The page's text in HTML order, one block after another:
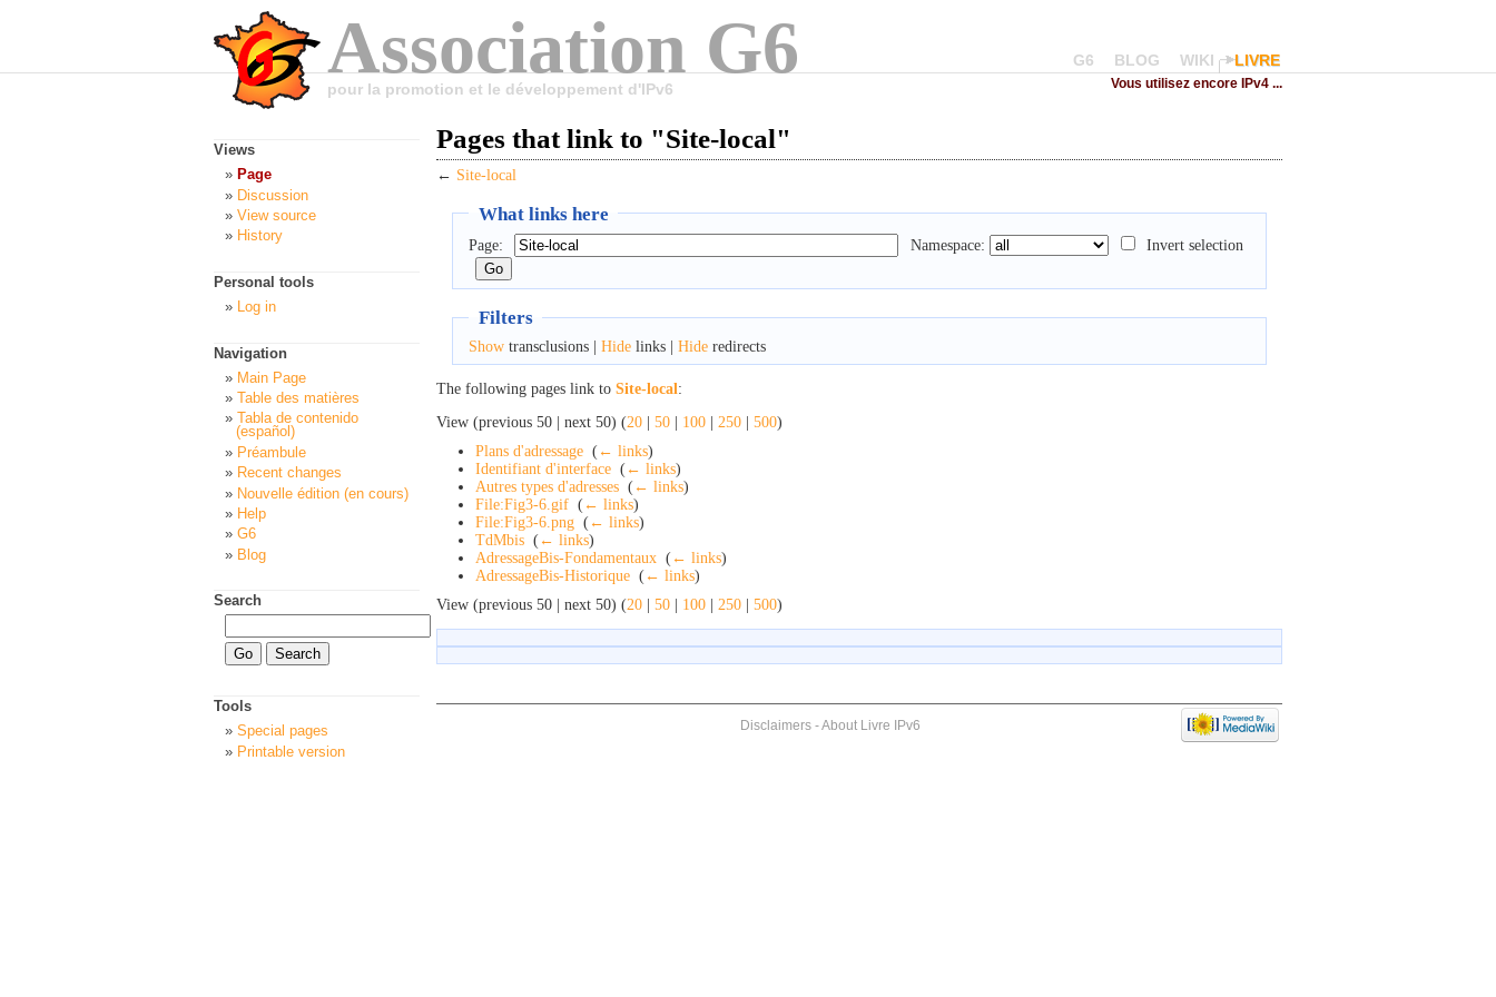
Association G6
pour la promotion et le développement d'IPv6
G6 BLOG WIKI LIVRE
Vous utilisez encore IPv4 ...
Pages that link to "Site-local"
← Site-local
What links here
Page: Namespace: Invert selection
Filters
Showtransclusions | Hidelinks | Hideredirects
The following pages link to Site-local:
View (previous 50 | next 50) (20 | 50 | 100 | 250 | 500)
Plans d'adressage ( ← links)
Identifiant d'interface ( ← links)
Autres types d'adresses ( ← links)
File:Fig3-6.gif ( ← links)
File:Fig3-6.png ( ← links)
TdMbis ( ← links)
AdressageBis-Fondamentaux ( ← links)
AdressageBis-Historique ( ← links)
View (previous 50 | next 50) (20 | 50 | 100 | 250 | 500)
Views
Page
Discussion
View source
History
Personal tools
Log in
Navigation
Main Page
Table des matières
Tabla de contenido
(español)
Préambule
Recent changes
Nouvelle édition (en cours)
Help
G6
Blog
Search
Tools
Special pages
Printable version
Disclaimers-About Livre IPv6